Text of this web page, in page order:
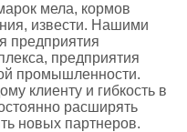
мела, кормов
извести. Нашими
предприятия
предприятия
промышленности.
клиенту и гибкость в
расширять
новых партнеров.